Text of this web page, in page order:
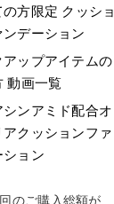
方限定 クッショ
ンデーション
アップアイテムの
動画一覧
シンアミド配合オ
アクッションファ
ション
のご購入総額が